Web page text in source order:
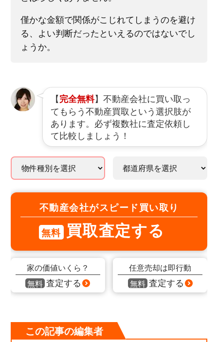
僅かな金額で関係がこじれてしまうのを避け
る、よい判断だったといえるのではないでし
ょうか。
【完全無料】不動産会社に買い取っ
てもらう不動産買取という選択肢が
あります。必ず複数社に査定依頼し
て比較しましょう！
不動産会社がスピード買い取り
無料 買取査定する
家の価値いくら？
無料 査定する
任意売却は即行動
無料 査定する
この記事の編集者